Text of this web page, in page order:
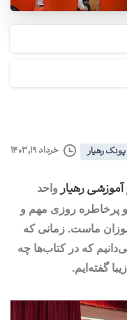
رهیار خرداد ۱۹, ۱۴۰۳
رهیار واحد
و پرخاطره روزی مهم و
ماست. زمانی که
که در کتاب‌ها چه
گفته‌ایم.